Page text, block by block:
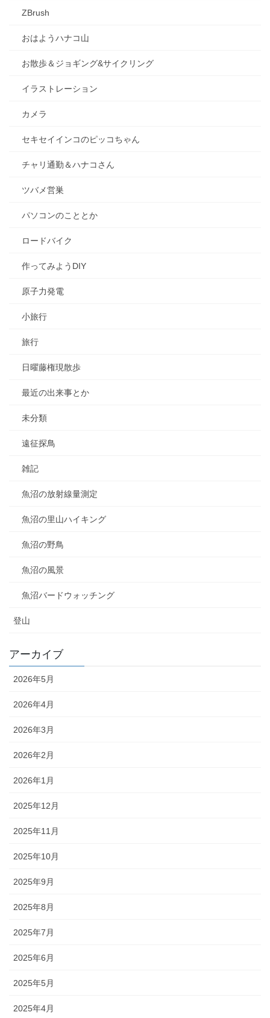
ZBrush
おはようハナコ山
お散歩＆ジョギング&サイクリング
イラストレーション
カメラ
セキセイインコのピッコちゃん
チャリ通勤＆ハナコさん
ツバメ営巣
パソコンのこととか
ロードバイク
作ってみようDIY
原子力発電
小旅行
旅行
日曜藤権現散歩
最近の出来事とか
未分類
遠征探鳥
雑記
魚沼の放射線量測定
魚沼の里山ハイキング
魚沼の野鳥
魚沼の風景
魚沼バードウォッチング
登山
アーカイブ
2026年5月
2026年4月
2026年3月
2026年2月
2026年1月
2025年12月
2025年11月
2025年10月
2025年9月
2025年8月
2025年7月
2025年6月
2025年5月
2025年4月